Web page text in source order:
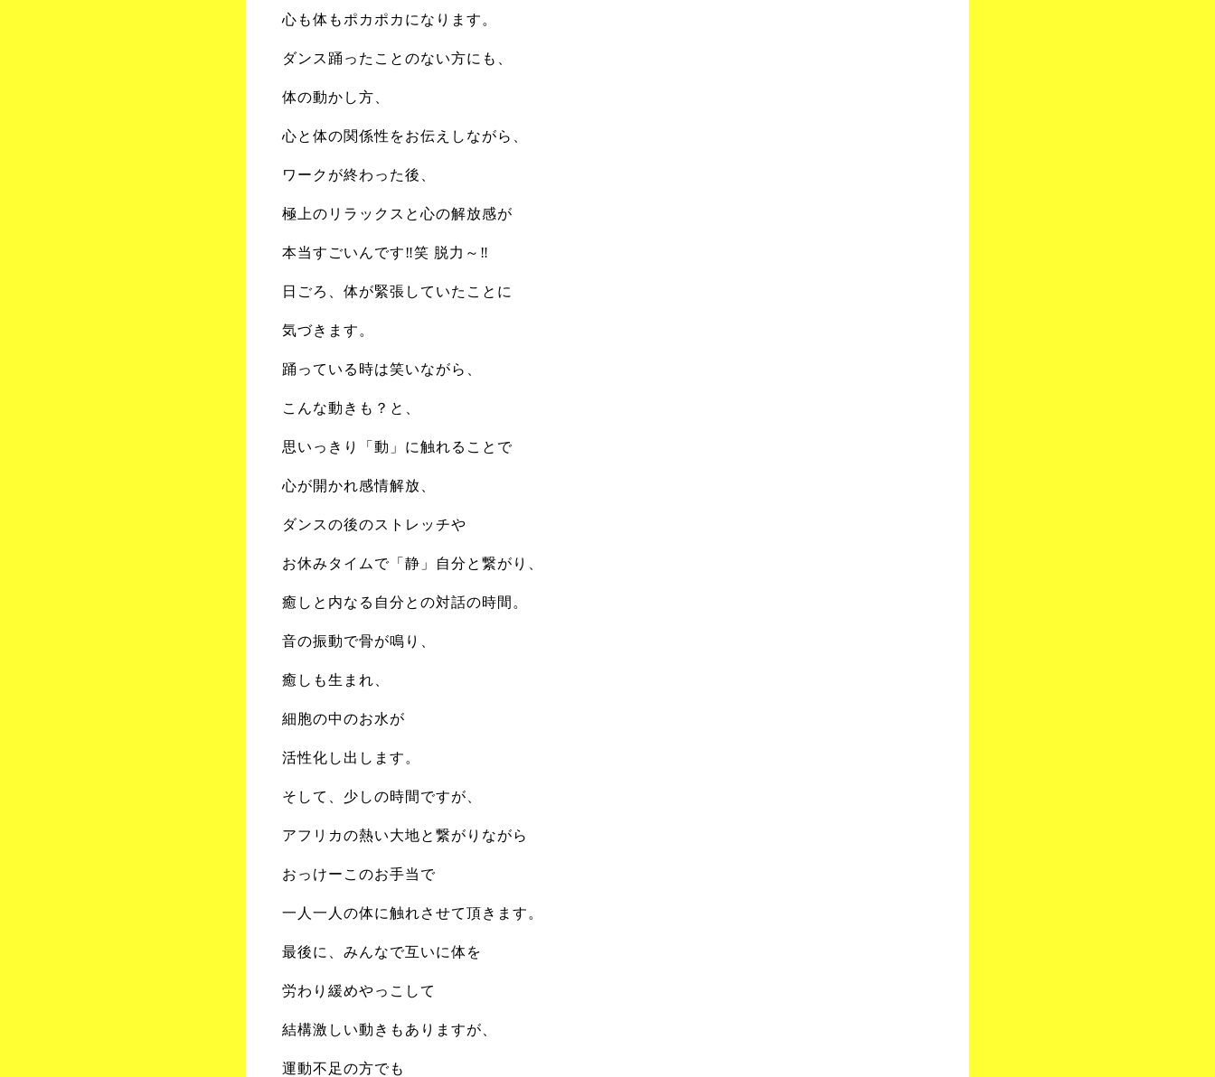
心も体もポカポカになります。
ダンス踊ったことのない方にも、
体の動かし方、
心と体の関係性をお伝えしながら、
ワークが終わった後、
極上のリラックスと心の解放感が
本当すごいんです‼️笑 脱力～‼️
日ごろ、体が緊張していたことに
気づきます。
踊っている時は笑いながら、
こんな動きも？と、
思いっきり「動」に触れることで
心が開かれ感情解放、
ダンスの後のストレッチや
お休みタイムで「静」自分と繋がり、
癒しと内なる自分との対話の時間。
音の振動で骨が鳴り、
癒しも生まれ、
細胞の中のお水が
活性化し出します。
そして、少しの時間ですが、
アフリカの熱い大地と繋がりながら
おっけーこのお手当で
一人一人の体に触れさせて頂きます。
最後に、みんなで互いに体を
労わり緩めやっこして
結構激しい動きもありますが、
運動不足の方でも